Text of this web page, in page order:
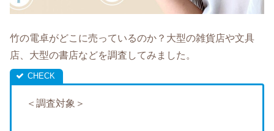
竹の電卓がどこに売っているのか？大型の雑貨店や文具
店、大型の書店などを調査してみました。
＜調査対象＞